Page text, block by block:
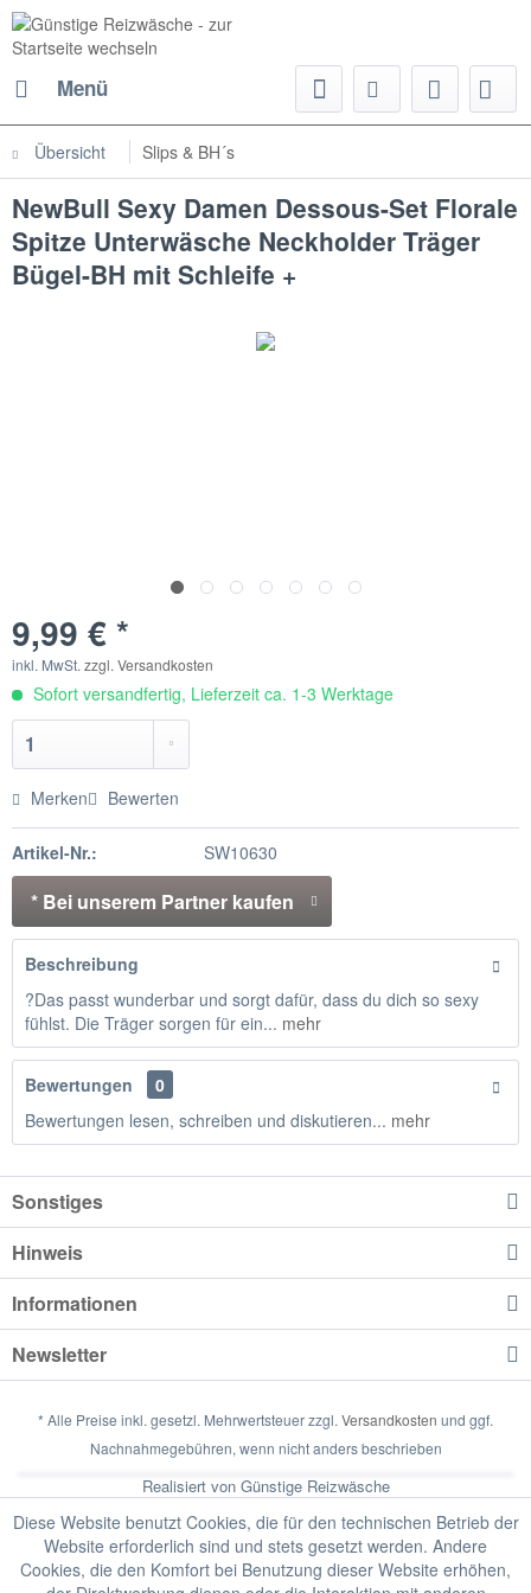
Menü
Übersicht Slips & BH´s
NewBull Sexy Damen Dessous-Set Florale
Spitze Unterwäsche Neckholder Träger
Bügel-BH mit Schleife +
9,99 € *
inkl. MwSt. zzgl. Versandkosten
Sofort versandfertig, Lieferzeit ca. 1-3 Werktage
Merken Bewerten
Artikel-Nr.: SW10630
* Bei unserem Partner kaufen
Beschreibung
?Das passt wunderbar und sorgt dafür, dass du dich so sexy
fühlst. Die Träger sorgen für ein... mehr
Bewertungen
0
Bewertungen lesen, schreiben und diskutieren... mehr
Sonstiges
Hinweis
Informationen
Newsletter
* Alle Preise inkl. gesetzl. Mehrwertsteuer zzgl. Versandkosten und ggf.
Nachnahmegebühren, wenn nicht anders beschrieben
Realisiert von Günstige Reizwäsche
Diese Website benutzt Cookies, die für den technischen Betrieb der
Website erforderlich sind und stets gesetzt werden. Andere
Cookies, die den Komfort bei Benutzung dieser Website erhöhen,